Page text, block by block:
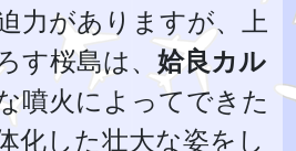
力がありますが、上
す桜島は、 姶良カル
な噴火によってできた
化した壮大な姿をし